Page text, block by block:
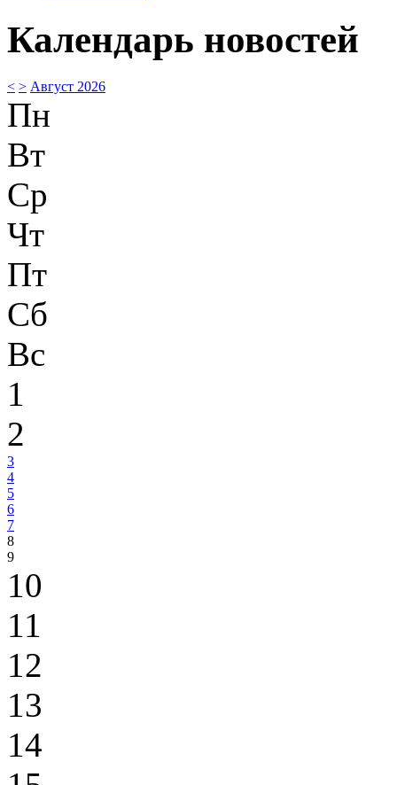
Календарь новостей
< > Август 2026
Пн
Вт
Ср
Чт
Пт
Сб
Вс
1
2
3
4
5
6
7
8
9
10
11
12
13
14